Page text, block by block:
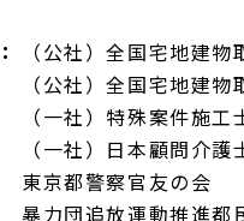
（公社）全国宅地建
（公社）全国宅地建
（一社）特殊案件施工
（一社）日本顧問介
東京都警察官友の会
暴力団追放運動推進都